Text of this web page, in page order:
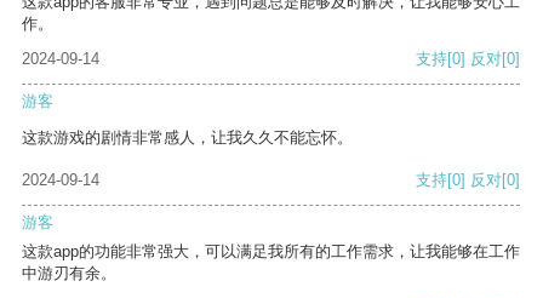
作。
2024-09-14
支持[0] 反对[0]
游客
这款游戏的剧情非常感人，让我久久不能忘怀。
2024-09-14 支持[0] 反对[0]
游客
这款app的功能非常强大，可以满足我所有的工作需求，让我能够在工作
中游刃有余。